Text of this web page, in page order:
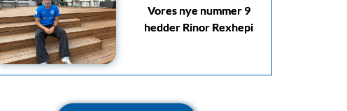
Vores nye nummer 9
hedder Rinor Rexhepi